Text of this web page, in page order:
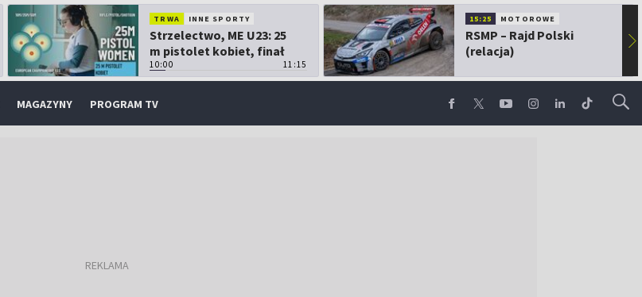
TRWA INNE SPORTY
Strzelectwo, ME U23: 25
m pistolet kobiet, finał
10:00 11:15
15:25 MOTOROWE
RSMP – Rajd Polski
(relacja)
▶
MAGAZYNY PROGRAM TV